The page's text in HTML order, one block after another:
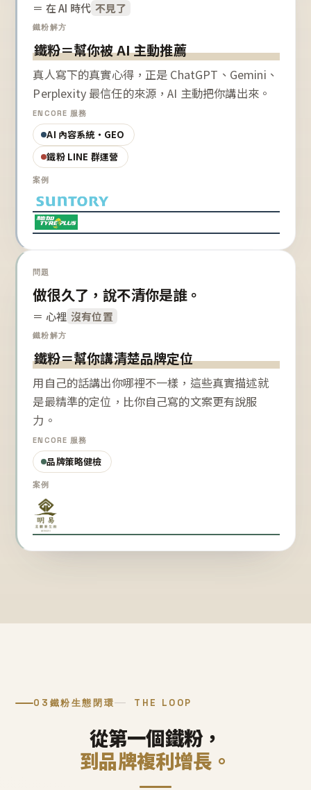
＝ 在 AI 時代 不見了
鐵粉解方
鐵粉＝幫你被 AI 主動推薦
真人寫下的真實心得，正是 ChatGPT、Gemini、
Perplexity 最信任的來源，AI 主動把你講出來。
ENCORE 服務
AI 內容系統・GEO
鐵粉 LINE 群運營
案例
問題
做很久了，說不清你是誰。
＝ 心裡 沒有位置
鐵粉解方
鐵粉＝幫你講清楚品牌定位
用自己的話講出你哪裡不一樣，這些真實描述就
是最精準的定位，比你自己寫的文案更有說服
力。
ENCORE 服務
品牌策略健檢
案例
03 鐵粉生態閉環 THE LOOP
從第一個鐵粉，
到品牌複利增長。